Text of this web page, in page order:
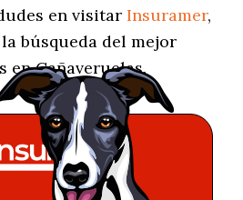
en visitarInsuramer,
búsqueda del mejor
en Cañaveruelas.